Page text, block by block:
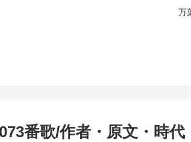
万
番歌/作者・原文・時代